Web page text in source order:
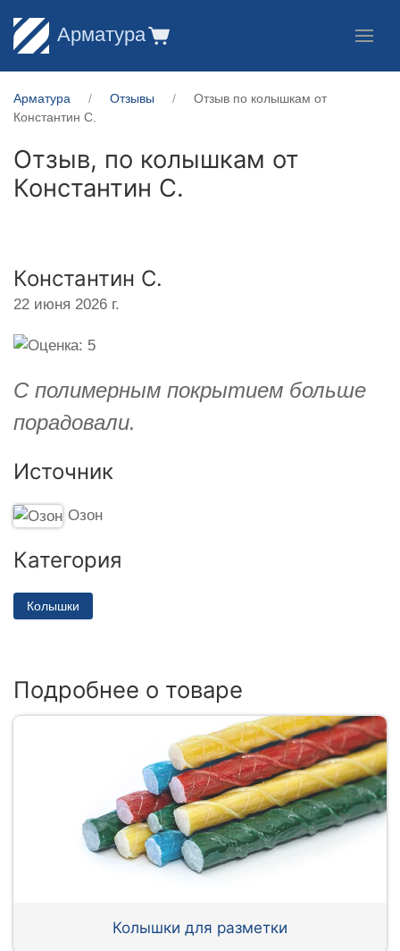
Арматура
Арматура Отзывы
Отзыв по колышкам от
Константин С.
Отзыв, по колышкам от
Константин С.
Константин С.
22 июня 2026 г.
С полимерным покрытием больше
порадовали.
Источник
Озон
Категория
Колышки
Подробнее о товаре
Колышки для разметки